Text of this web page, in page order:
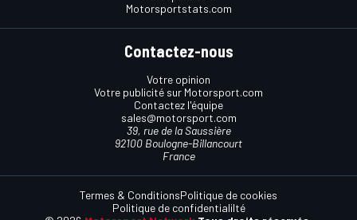
Motorsportstats.com
Contactez-nous
Votre opinion
Votre publicité sur Motorsport.com
Contactez l'équipe
sales@motorsport.com
39, rue de la Saussière
92100 Boulogne-Billancourt
France
Termes & ConditionsPolitique de cookies
Politique de confidentialilté